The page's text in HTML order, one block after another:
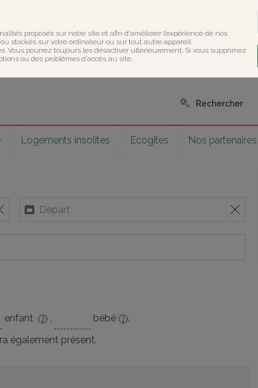
proposés sur notre site et afin d’améliorer l’expérience de nos
stockés sur votre ordinateur ou sur tout autre appareil.
Vous pourrez toujours les désactiver ultérieurement. Si vous supprimez
ou des problèmes d’accès au site.
Rechercher
Logements insolites Ecogîtes Nos partenaires
enfant , bébé
.
également présent.